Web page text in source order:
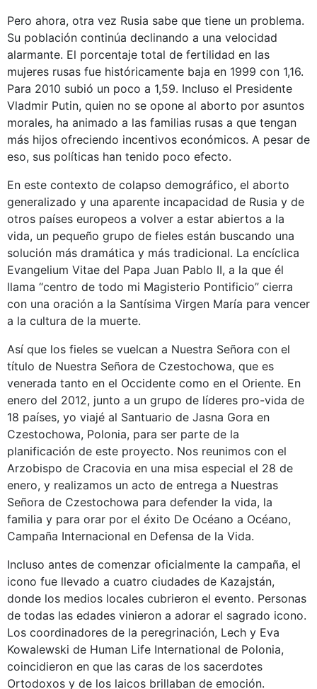
Pero ahora, otra vez Rusia sabe que tiene un problema.
Su población continúa declinando a una velocidad
alarmante. El porcentaje total de fertilidad en las
mujeres rusas fue históricamente baja en 1999 con 1,16.
Para 2010 subió un poco a 1,59. Incluso el Presidente
Vladmir Putin, quien no se opone al aborto por asuntos
morales, ha animado a las familias rusas a que tengan
más hijos ofreciendo incentivos económicos. A pesar de
eso, sus políticas han tenido poco efecto.
En este contexto de colapso demográfico, el aborto
generalizado y una aparente incapacidad de Rusia y de
otros países europeos a volver a estar abiertos a la
vida, un pequeño grupo de fieles están buscando una
solución más dramática y más tradicional. La encíclica
Evangelium Vitae del Papa Juan Pablo II, a la que él
llama “centro de todo mi Magisterio Pontificio” cierra
con una oración a la Santísima Virgen María para vencer
a la cultura de la muerte.
Así que los fieles se vuelcan a Nuestra Señora con el
título de Nuestra Señora de Czestochowa, que es
venerada tanto en el Occidente como en el Oriente. En
enero del 2012, junto a un grupo de líderes pro-vida de
18 países, yo viajé al Santuario de Jasna Gora en
Czestochowa, Polonia, para ser parte de la
planificación de este proyecto. Nos reunimos con el
Arzobispo de Cracovia en una misa especial el 28 de
enero, y realizamos un acto de entrega a Nuestras
Señora de Czestochowa para defender la vida, la
familia y para orar por el éxito De Océano a Océano,
Campaña Internacional en Defensa de la Vida.
Incluso antes de comenzar oficialmente la campaña, el
icono fue llevado a cuatro ciudades de Kazajstán,
donde los medios locales cubrieron el evento. Personas
de todas las edades vinieron a adorar el sagrado icono.
Los coordinadores de la peregrinación, Lech y Eva
Kowalewski de Human Life International de Polonia,
coincidieron en que las caras de los sacerdotes
Ortodoxos y de los laicos brillaban de emoción.